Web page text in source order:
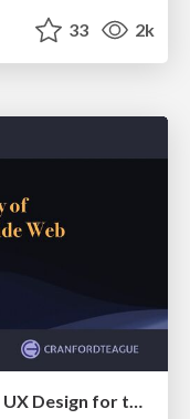
33 2k